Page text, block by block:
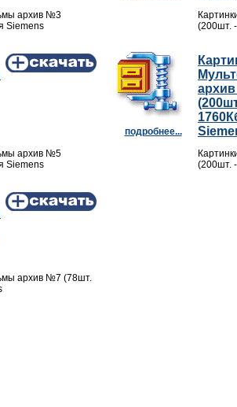
архив №3
Siemens
(200шт.
архив №5
Siemens
подробнее...
(200шт.
архив №7 (78шт.